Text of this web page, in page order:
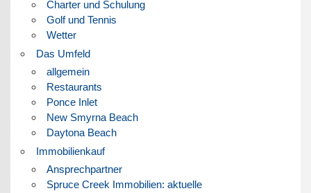
Charter und Schulung
Golf und Tennis
Wetter
Das Umfeld
allgemein
Restaurants
Ponce Inlet
New Smyrna Beach
Daytona Beach
Immobilienkauf
Ansprechpartner
Spruce Creek Immobilien: aktuelle